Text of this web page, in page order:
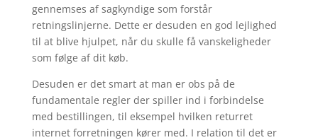
gennemses af sagkyndige som forstår
retningslinjerne. Dette er desuden en god lejlighed
til at blive hjulpet, når du skulle få vanskeligheder
som følge af dit køb.
Desuden er det smart at man er obs på de
fundamentale regler der spiller ind i forbindelse
med bestillingen, til eksempel hvilken returret
internet forretningen kører med. I relation til det er